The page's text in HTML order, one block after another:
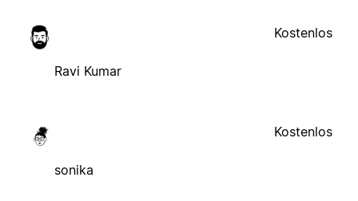
Ravi Kumar
Kostenlos
sonika
Kostenlos